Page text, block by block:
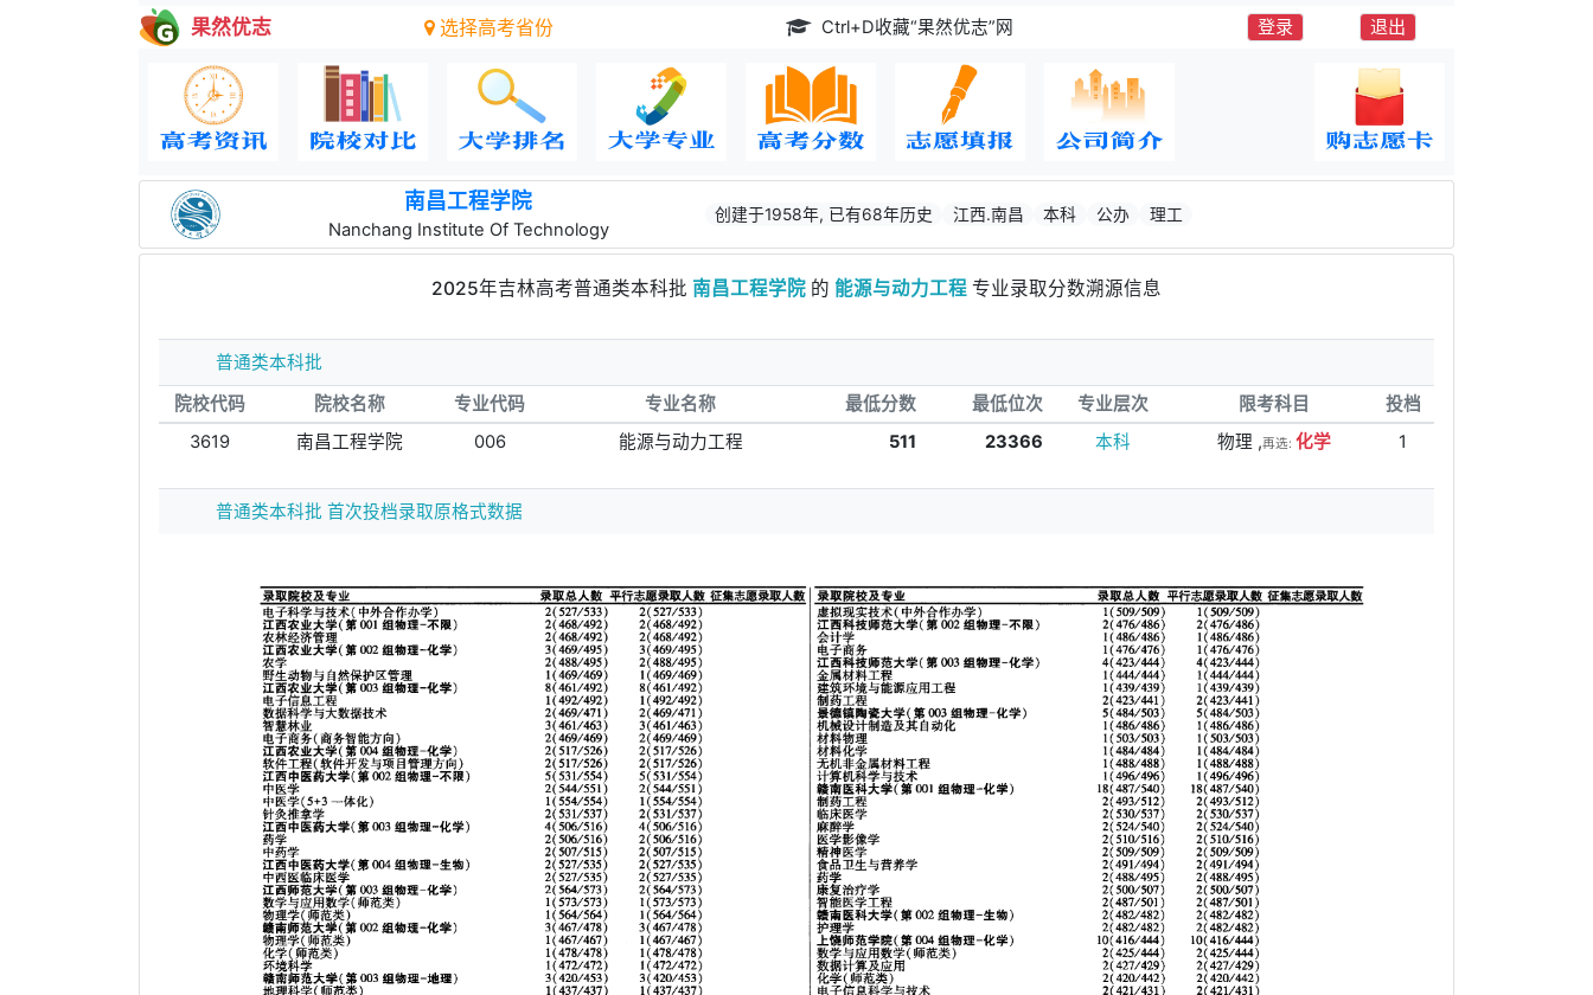
果然优志 选择高考省份 Ctrl+D收藏“果然优志”网 登录 退出
南昌工程学院
Nanchang Institute Of Technology
创建于1958年, 已有68年历史 江西.南昌 本科 公办 理工
2025年吉林高考普通类本科批 南昌工程学院 的 能源与动力工程 专业录取分数溯源信息
普通类本科批
院校代码
院校名称 专业代码 专业名称 最低分数 最低位次 专业层次 限考科目
投档
3619
南昌工程学院 006 能源与动力工程 511 23366 本科 物理 ,再选: 化学 1
普通类本科批 首次投档录取原格式数据